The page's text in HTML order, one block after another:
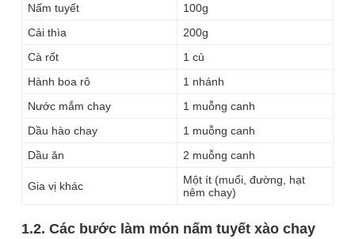
Nấm tuyết
100g
Cải thìa
200g
Cà rốt
1 củ
Hành boa rô
1 nhánh
Nước mắm chay
1 muỗng canh
Dầu hào chay
1 muỗng canh
Dầu ăn
2 muỗng canh
Gia vị khác
Một ít (muối, đường, hạt
nêm chay)
1.2. Các bước làm món nấm tuyết xào chay